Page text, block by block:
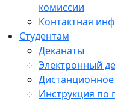
комиссии
Контактная
Студентам
Деканаты
Электронный
Инструкция по